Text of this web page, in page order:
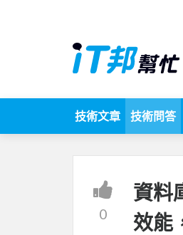
技術文章 技術問答
0
資料
效能